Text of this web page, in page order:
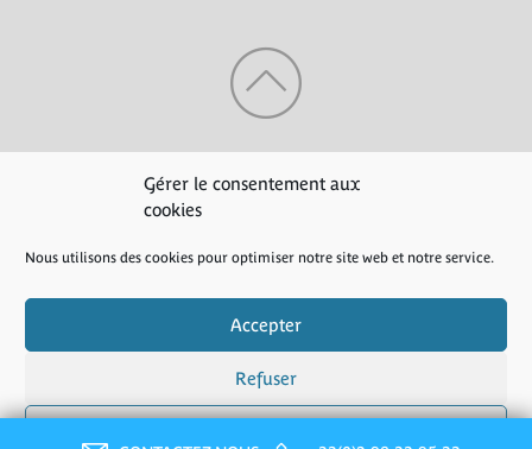
Gérer le consentement aux
cookies
Nous utilisons des cookies pour optimiser notre site web et notre service.
Accepter
Refuser
HAUT DE PAGE